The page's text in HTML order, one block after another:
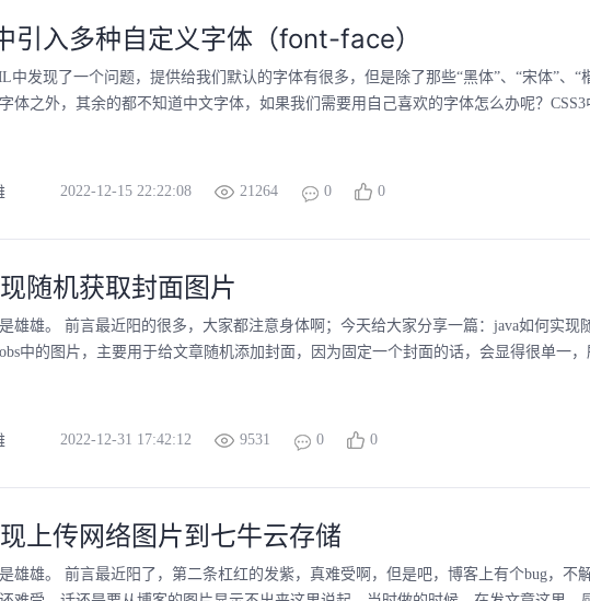
引入多种自定义字体（font-face）
中发现了一个问题，提供给我们默认的字体有很多，但是除了那些“黑体”、“宋体”、“
体之外，其余的都不知道中文字体，如果我们需要用自己喜欢的字体怎么办呢？CSS3
2022-12-15 22:22:08 21264 0 0
随机获取封面图片
雄雄。 前言最近阳的很多，大家都注意身体啊；今天给大家分享一篇：java如何实现
中的图片，主要用于给文章随机添加封面，因为固定一个封面的话，会显得很单一，
2022-12-31 17:42:12 9531 0 0
上传网络图片到七牛云存储
雄雄。 前言最近阳了，第二条杠红的发紫，真难受啊，但是吧，博客上有个bug，不